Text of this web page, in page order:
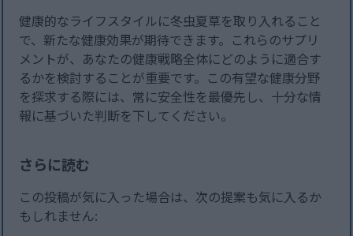
健康的なライフスタイルに冬虫夏草を取り入れること
で、新たな健康効果が期待できます。これらのサプリ
メントが、あなたの健康戦略全体にどのように適合す
るかを検討することが重要です。この有望な健康分野
を探求する際には、常に安全性を最優先し、十分な情
報に基づいた判断を下してください。
さらに読む
この投稿が気に入った場合は、次の提案も気に入るか
もしれません: